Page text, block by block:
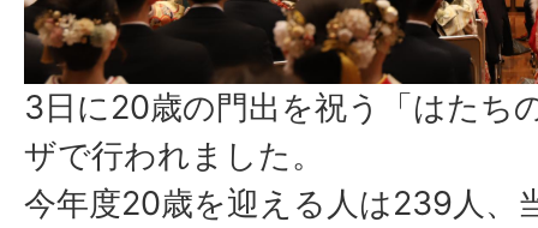
3日に20歳の門出を祝う「はたち
ザで行われました。
今年度20歳を迎える人は239人、